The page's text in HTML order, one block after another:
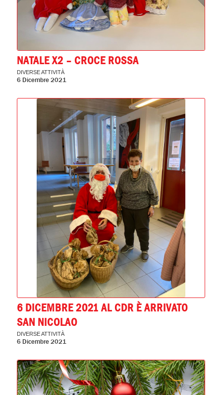
NATALE X2 – CROCE ROSSA
DIVERSE ATTIVITÀ
6 Dicembre 2021
6 DICEMBRE 2021 AL CDR È ARRIVATO
SAN NICOLAO
DIVERSE ATTIVITÀ
6 Dicembre 2021